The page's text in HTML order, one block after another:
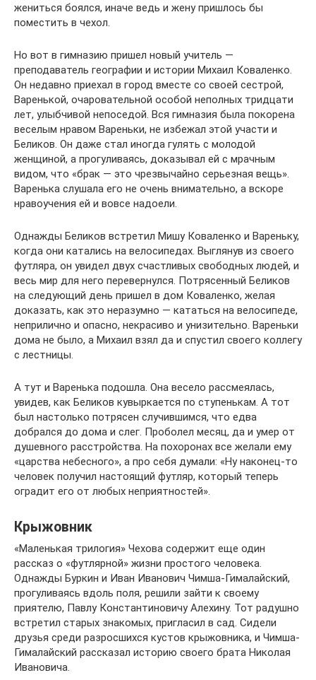
жениться боялся, иначе ведь и жену пришлось бы
поместить в чехол.
Но вот в гимназию пришел новый учитель —
преподаватель географии и истории Михаил Коваленко.
Он недавно приехал в город вместе со своей сестрой,
Варенькой, очаровательной особой неполных тридцати
лет, улыбчивой непоседой. Вся гимназия была покорена
веселым нравом Вареньки, не избежал этой участи и
Беликов. Он даже стал иногда гулять с молодой
женщиной, а прогуливаясь, доказывал ей с мрачным
видом, что «брак — это чрезвычайно серьезная вещь».
Варенька слушала его не очень внимательно, а вскоре
нравоучения ей и вовсе надоели.
Однажды Беликов встретил Мишу Коваленко и Вареньку,
когда они катались на велосипедах. Выглянув из своего
футляра, он увидел двух счастливых свободных людей, и
весь мир для него перевернулся. Потрясенный Беликов
на следующий день пришел в дом Коваленко, желая
доказать, как это неразумно — кататься на велосипеде,
неприлично и опасно, некрасиво и унизительно. Вареньки
дома не было, а Михаил взял да и спустил своего коллегу
с лестницы.
А тут и Варенька подошла. Она весело рассмеялась,
увидев, как Беликов кувыркается по ступенькам. А тот
был настолько потрясен случившимся, что едва
добрался до дома и слег. Проболел месяц, да и умер от
душевного расстройства. На похоронах все желали ему
«царства небесного», а про себя думали: «Ну наконец-то
человек получил настоящий футляр, который теперь
оградит его от любых неприятностей».
Крыжовник
«Маленькая трилогия» Чехова содержит еще один
рассказ о «футлярной» жизни простого человека.
Однажды Буркин и Иван Иванович Чимша-Гималайский,
прогуливаясь вдоль поля, решили зайти к своему
приятелю, Павлу Константиновичу Алехину. Тот радушно
встретил старых знакомых, пригласил в сад. Сидели
друзья среди разросшихся кустов крыжовника, и Чимша-
Гималайский рассказал историю своего брата Николая
Ивановича.